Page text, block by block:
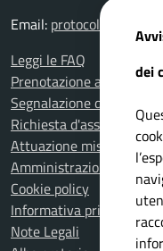
Email:
Leggi le FAQ
Prenotazione
Segnalazione disservizio
Richiesta d'assistenza
Attuazione misure PNRR
Amministrazione
Cookie policy
Informativa privacy
Note Legali
dei